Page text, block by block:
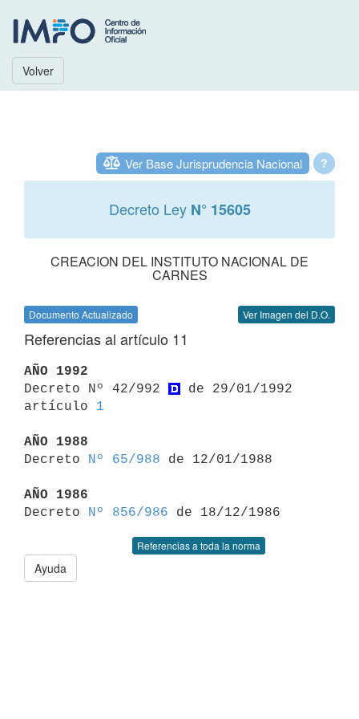
Volver
?
Ver Base Jurisprudencia Nacional
Decreto Ley N° 15605
CREACION DEL INSTITUTO NACIONAL DE
CARNES
Documento Actualizado Ver Imagen del D.O.
Referencias al artículo 11
AÑO 1992
Decreto Nº 42/992
de 29/01/1992
artículo 1
AÑO 1988
Decreto
Nº 65/988 de 12/01/1988
AÑO 1986
Decreto
Nº 856/986
Referencias a toda la norma
Ayuda